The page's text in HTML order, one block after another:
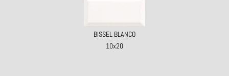
BISSEL BLANCO
10x20